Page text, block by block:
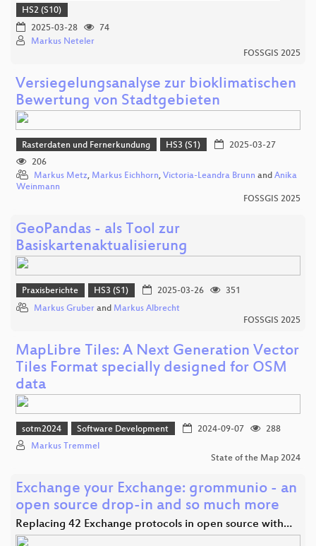
HS2 (S10)
2025-03-28
74
Markus Neteler
FOSSGIS 2025
Versiegelungsanalyse zur bioklimatischen
Bewertung von Stadtgebieten
Rasterdaten und Fernerkundung HS3 (S1)
2025-03-27
206
Markus Metz, Markus Eichhorn, Victoria-Leandra Brunn and Anika
Weinmann
FOSSGIS 2025
GeoPandas - als Tool zur
Basiskartenaktualisierung
Praxisberichte HS3 (S1) 2025-03-26
351
Markus Gruber and Markus Albrecht
FOSSGIS 2025
MapLibre Tiles: A Next Generation Vector
Tiles Format specially designed for OSM
data
sotm2024 Software Development 2024-09-07
288
Markus Tremmel
State of the Map 2024
Exchange your Exchange: grommunio - an
open source drop-in and so much more
Replacing 42 Exchange protocols in open source with…